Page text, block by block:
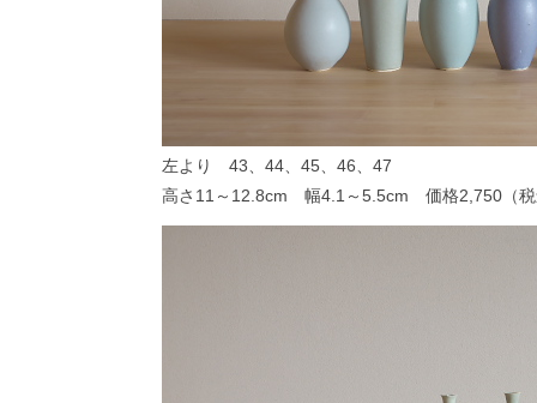
左より 43、44、45、46、47
高さ11～12.8cm 幅4.1～5.5cm 価格2,750（税